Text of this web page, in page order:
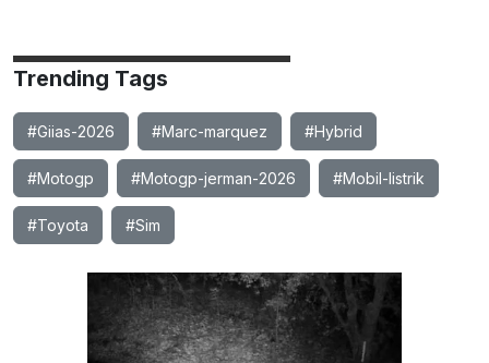
Trending Tags
#Giias-2026 #Marc-marquez #Hybrid
#Motogp #Motogp-jerman-2026 #Mobil-listrik
#Toyota #Sim